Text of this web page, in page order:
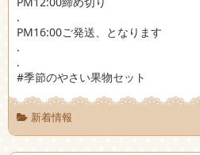
.
PM16:00ご発送、となります
.
.
#季節のやさい果物セット
新着情報